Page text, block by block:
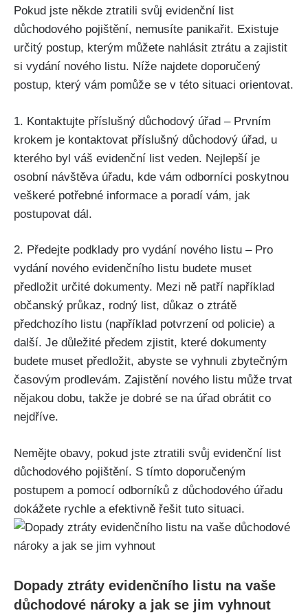
Pokud jste někde ztratili svůj evidenční list
důchodového pojištění, nemusíte panikařit. Existuje
určitý postup, kterým můžete nahlásit ztrátu a zajistit
si vydání nového listu. Níže najdete doporučený
postup, který vám pomůže se v této situaci orientovat.
1. Kontaktujte příslušný důchodový úřad – Prvním
krokem je kontaktovat příslušný důchodový úřad, u
kterého byl váš evidenční list veden. Nejlepší je
osobní návštěva úřadu, kde vám odborníci poskytnou
veškeré potřebné informace a poradí vám, jak
postupovat dál.
2. Předejte podklady pro vydání nového listu – Pro
vydání nového evidenčního listu budete muset
předložit určité dokumenty. Mezi ně patří například
občanský průkaz, rodný list, důkaz o ztrátě
předchozího listu (například potvrzení od policie) a
další. Je důležité předem zjistit, které dokumenty
budete muset předložit, abyste se vyhnuli zbytečným
časovým prodlevám. Zajistění nového listu může trvat
nějakou dobu, takže je dobré se na úřad obrátit co
nejdříve.
Nemějte obavy, pokud jste ztratili svůj evidenční list
důchodového pojištění. S tímto doporučeným
postupem a pomocí odborníků z důchodového úřadu
dokážete rychle a efektivně řešit tuto situaci.
Dopady ztráty evidenčního listu na vaše
důchodové nároky a jak se jim vyhnout